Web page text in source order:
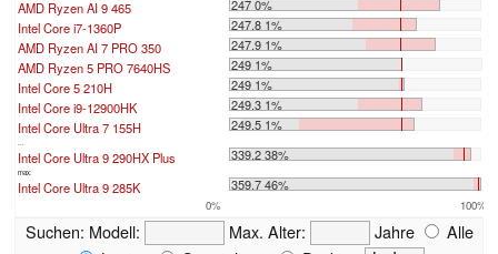
AMD Ryzen AI 9 465
247 0%
Intel Core i7-1360P
247.8 1%
AMD Ryzen AI 7 PRO 350
247.9 1%
AMD Ryzen 5 PRO 7640HS
249 1%
Intel Core 5 210H
249 1%
Intel Core i9-12900HK
249.3 1%
Intel Core Ultra 7 155H
249.5 1%
...
Intel Core Ultra 9 290HX Plus 339.2 38%
max:
Intel Core Ultra 9 285K 359.7 46%
0% 100%
Suchen: Modell: Max. Alter: Jahre
Alle